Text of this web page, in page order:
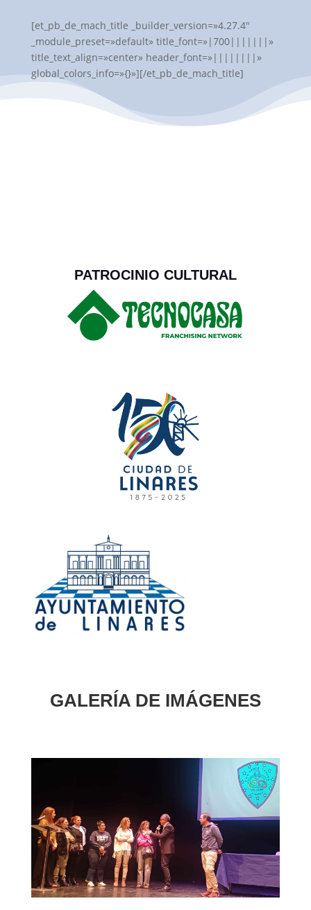
[et_pb_de_mach_title _builder_version=»4.27.4″
_module_preset=»default» title_font=»|700|||||||»
title_text_align=»center» header_font=»||||||||»
global_colors_info=»{}»][/et_pb_de_mach_title]
PATROCINIO CULTURAL
GALERÍA DE IMÁGENES